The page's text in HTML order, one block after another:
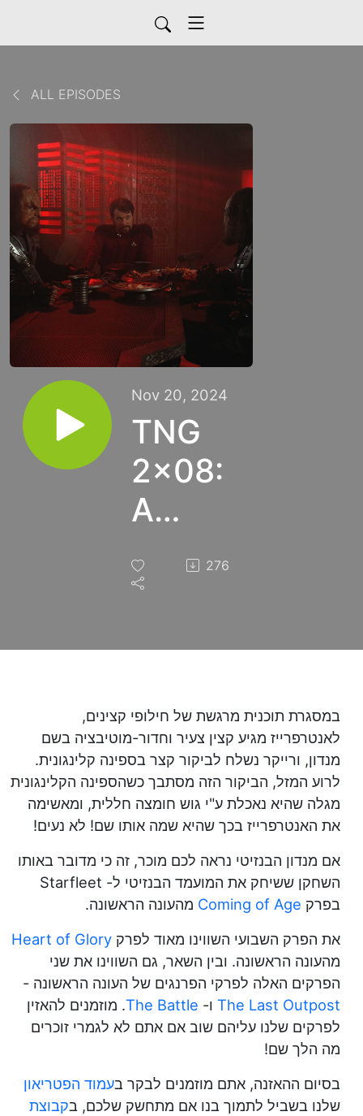
ALL EPISODES
Nov 20, 2024
TNG
2x08:
A
Matter
Of
276
במסגרת תוכנית מרגשת של חילופי קצינים,
לאנטרפרייז מגיע קצין צעיר וחדור-מוטיבציה בשם
מנדון, ורייקר נשלח לביקור קצר בספינה קלינגונית.
לרוע המזל, הביקור הזה מסתבך כשהספינה הקלינגונית
מגלה שהיא נאכלת ע"י גוש חומצה חללית, ומאשימה
את האנטרפרייז בכך שהיא שמה אותו שם! לא נעים!
אם מנדון הבנזיטי נראה לכם מוכר, זה כי מדובר באותו
השחקן ששיחק את המועמד הבנזיטי ל- Starfleet
בפרק Coming of Age מהעונה הראשונה.
את הפרק השבועי השווינו מאוד לפרק Heart of Glory
מהעונה הראשונה. ובין השאר, גם השווינו את שני
הפרקים האלה לפרקי הפרנגים של העונה הראשונה -
The Last Outpost ו- The Battle. מוזמנים להאזין
לפרקים שלנו עליהם שוב אם אתם לא לגמרי זוכרים
מה הלך שם!
בסיום ההאזנה, אתם מוזמנים לבקר בעמוד הפטריאון
שלנו בשביל לתמוך בנו אם מתחשק שלכם, בקבוצת